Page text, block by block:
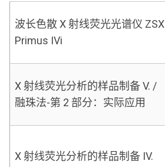
波长色散 X 射线荧光光谱仪 ZSX
Primus IVi
X 射线荧光分析的样品制备 V. /
融珠法-第 2 部分：实际应用
X 射线荧光分析的样品制备 IV.